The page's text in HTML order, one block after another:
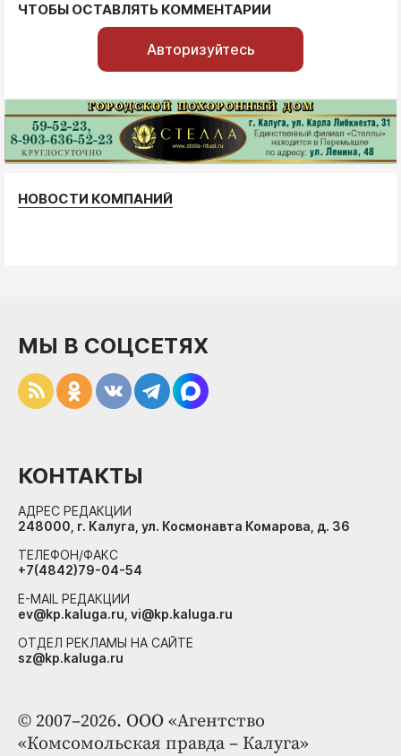
ЧТОБЫ ОСТАВЛЯТЬ КОММЕНТАРИИ
Авторизуйтесь
НОВОСТИ КОМПАНИЙ
© 2007–2026. ООО «Агентство
«Комсомольская правда – Калуга»
МЫ В СОЦСЕТЯХ
КОНТАКТЫ
АДРЕС РЕДАКЦИИ
248000, г. Калуга, ул. Космонавта Комарова, д. 36
ТЕЛЕФОН/ФАКС
+7(4842)79-04-54
E-MAIL РЕДАКЦИИ
ev@kp.kaluga.ru, vi@kp.kaluga.ru
ОТДЕЛ РЕКЛАМЫ НА САЙТЕ
sz@kp.kaluga.ru